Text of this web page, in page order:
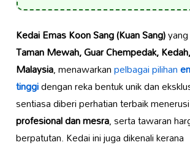
Kedai Emas Koon Sang (Kuan Sang)
Taman Mewah, Guar Chempedak,
Malaysia, menawarkanpelbagai pilihan
tinggidengan reka bentuk unik dan
sentiasa diberi perhatian terbaik
profesional dan mesra, serta tawaran
berpatutan. Kedai ini juga dikenali kerana